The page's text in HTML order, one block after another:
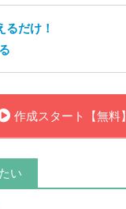
だけ！
作成スタート【無料】
い